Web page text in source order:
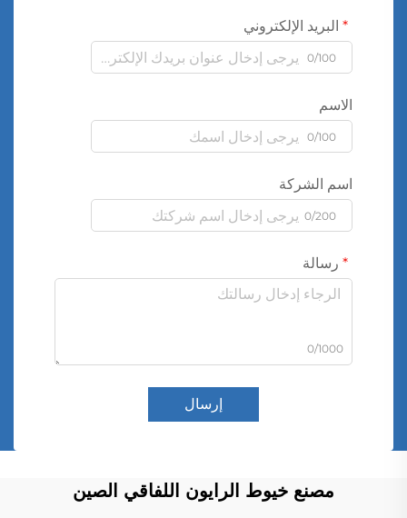
البريد الإلكتروني
0/100
الاسم
0/100
اسم الشركة
0/200
رسالة
0/1000
إرسال
مصنع خيوط الرايون اللفاقي الصين